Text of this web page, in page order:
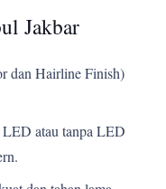
Jakbar
dan Hairline Finish)
LED atau tanpa LED